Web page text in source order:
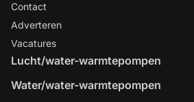
Contact
Adverteren
Vacatures
Lucht/water-warmtepompen
Water/water-warmtepompen